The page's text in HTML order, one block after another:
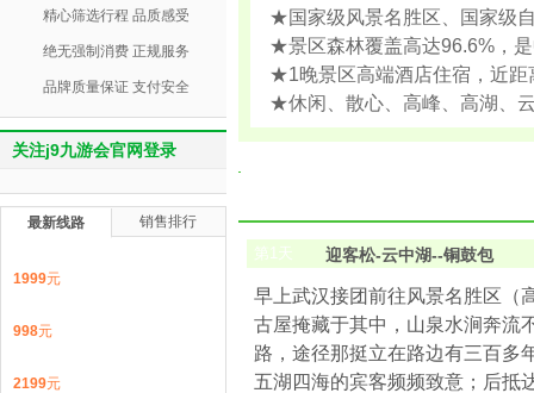
★国家级风景名胜区、国家级
★景区森林覆盖高达96.6%，
★1晚景区高端酒店住宿，近距
★休闲、散心、高峰、高湖、
第1天 迎客松-云中湖--铜鼓包
早上武汉接团前往风景名胜区（
古屋掩藏于其中，山泉水涧奔流
路，途径那挺立在路边有三百多
五湖四海的宾客频频致意；后抵
精心筛选行程 品质感受
绝无强制消费 正规服务
品牌质量保证 支付安全
关注j9九游会官网登录
最新线路 销售排行
1999元
998元
2199元